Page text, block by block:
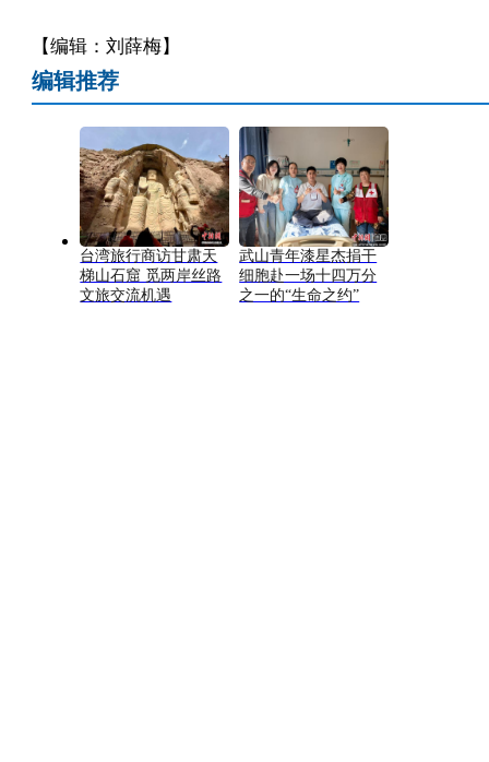
【编辑：刘薛梅】
编辑推荐
台湾旅行商访甘肃天
梯山石窟 觅两岸丝路
文旅交流机遇
武山青年漆星杰捐干
细胞赴一场十四万分
之一的“生命之约”